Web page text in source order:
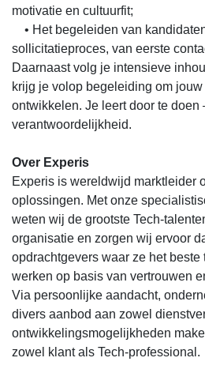
motivatie en cultuurfit;
• Het begeleiden van
sollicitatieproces, van eerste
Daarnaast volg je intensieve
krijg je volop begeleiding om
ontwikkelen. Je leert door te doen
verantwoordelijkheid.
Over Experis
Experis is wereldwijd marktleider
oplossingen. Met onze
weten wij de grootste Tech-
organisatie en zorgen wij ervoor
opdrachtgevers waar ze het beste
werken op basis van vertrouwen
Via persoonlijke aandacht,
divers aanbod aan zowel
ontwikkelingsmogelijkheden
zowel klant als Tech-professional.